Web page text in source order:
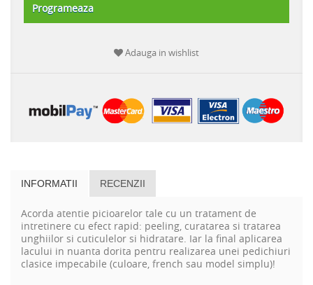
Programeaza
Adauga in wishlist
INFORMATII RECENZII
Acorda atentie picioarelor tale cu un tratament de
intretinere cu efect rapid: peeling, curatarea si tratarea
unghiilor si cuticulelor si hidratare. Iar la final aplicarea
lacului in nuanta dorita pentru realizarea unei pedichiuri
clasice impecabile (culoare, french sau model simplu)!